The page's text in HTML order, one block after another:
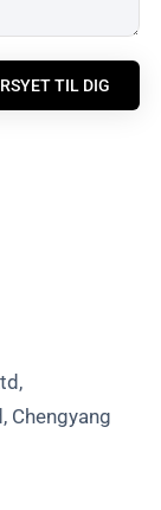
TIL DIG
Chengyang